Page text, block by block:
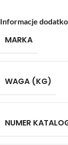
Informacje
MARKA
WAGA (KG)
NUMER